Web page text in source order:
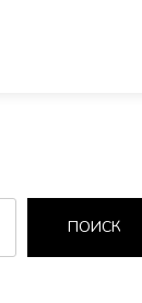
ПОИСК